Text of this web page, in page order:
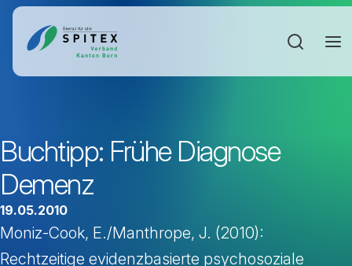
Buchtipp: Frühe Diagnose
Demenz
19.05.2010
Moniz-Cook, E./Manthrope, J. (2010):
Rechtzeitige evidenzbasierte psychosoziale